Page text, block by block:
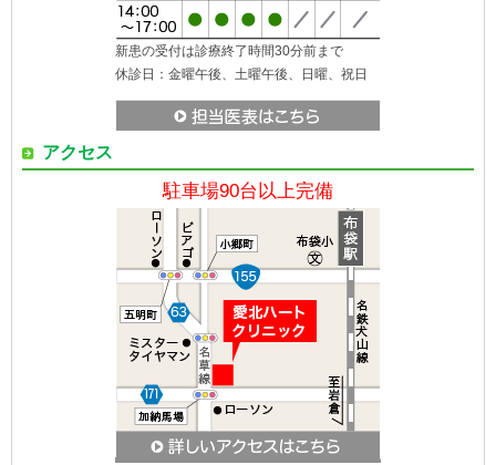
新患の受付は診療終了時間30分前まで
休診日：金曜午後、土曜午後、日曜、祝日
アクセス
駐車場90台以上完備